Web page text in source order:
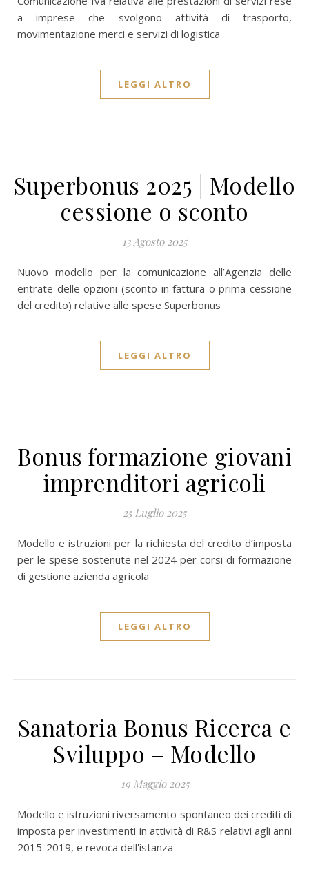
a imprese che svolgono attività di trasporto,
movimentazione merci e servizi di logistica
LEGGI ALTRO
Superbonus 2025 | Modello
cessione o sconto
13 Agosto 2025
Nuovo modello per la comunicazione all’Agenzia delle
entrate delle opzioni (sconto in fattura o prima cessione
del credito) relative alle spese Superbonus
LEGGI ALTRO
Bonus formazione giovani
imprenditori agricoli
25 Luglio 2025
Modello e istruzioni per la richiesta del credito d’imposta
per le spese sostenute nel 2024 per corsi di formazione
di gestione azienda agricola
LEGGI ALTRO
Sanatoria Bonus Ricerca e
Sviluppo – Modello
19 Maggio 2025
Modello e istruzioni riversamento spontaneo dei crediti di
imposta per investimenti in attività di R&S relativi agli anni
2015-2019, e revoca dell'istanza